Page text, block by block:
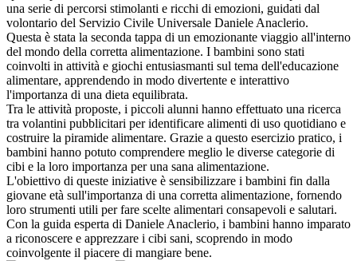
una serie di percorsi stimolanti e ricchi di emozioni, guidati dal
volontario del Servizio Civile Universale Daniele Anaclerio.
Questa è stata la seconda tappa di un emozionante viaggio all'interno
del mondo della corretta alimentazione. I bambini sono stati
coinvolti in attività e giochi entusiasmanti sul tema dell'educazione
alimentare, apprendendo in modo divertente e interattivo
l'importanza di una dieta equilibrata.
Tra le attività proposte, i piccoli alunni hanno effettuato una ricerca
tra volantini pubblicitari per identificare alimenti di uso quotidiano e
costruire la piramide alimentare. Grazie a questo esercizio pratico, i
bambini hanno potuto comprendere meglio le diverse categorie di
cibi e la loro importanza per una sana alimentazione.
L'obiettivo di queste iniziative è sensibilizzare i bambini fin dalla
giovane età sull'importanza di una corretta alimentazione, fornendo
loro strumenti utili per fare scelte alimentari consapevoli e salutari.
Con la guida esperta di Daniele Anaclerio, i bambini hanno imparato
a riconoscere e apprezzare i cibi sani, scoprendo in modo
coinvolgente il piacere di mangiare bene.